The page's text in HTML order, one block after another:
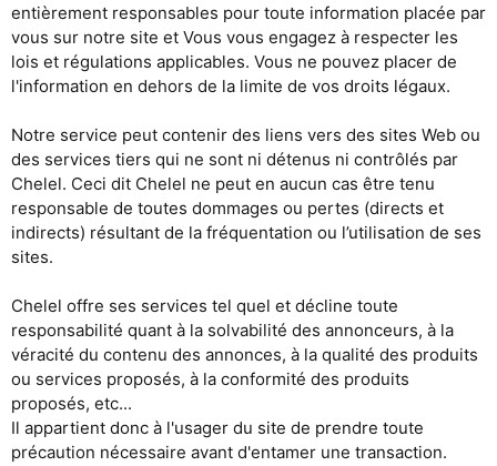
entièrement responsables pour toute information placée par
vous sur notre site et Vous vous engagez à respecter les
lois et régulations applicables. Vous ne pouvez placer de
l'information en dehors de la limite de vos droits légaux.
Notre service peut contenir des liens vers des sites Web ou
des services tiers qui ne sont ni détenus ni contrôlés par
Chelel. Ceci dit Chelel ne peut en aucun cas être tenu
responsable de toutes dommages ou pertes (directs et
indirects) résultant de la fréquentation ou l’utilisation de ses
sites.
Chelel offre ses services tel quel et décline toute
responsabilité quant à la solvabilité des annonceurs, à la
véracité du contenu des annonces, à la qualité des produits
ou services proposés, à la conformité des produits
proposés, etc...
Il appartient donc à l'usager du site de prendre toute
précaution nécessaire avant d'entamer une transaction.